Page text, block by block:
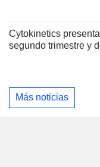
Cytokinetics
segundo trimestre y
Más noticias